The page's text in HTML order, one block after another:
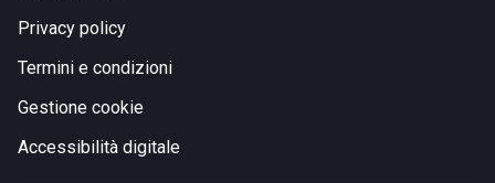
Privacy policy
Termini e condizioni
Gestione cookie
Accessibilità digitale